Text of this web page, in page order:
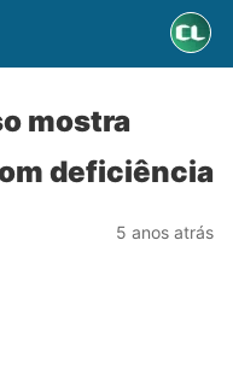
mostra
deficiência
5 anos atrás